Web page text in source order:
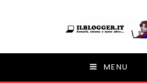
Ilblogger.it
Il portalino di blog | MENU